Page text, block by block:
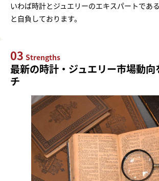
いわば時計とジュエリーのエキスパートであ
と自負しております。
03 Strengths
最新の時計・ジュエリー市場動向
チ